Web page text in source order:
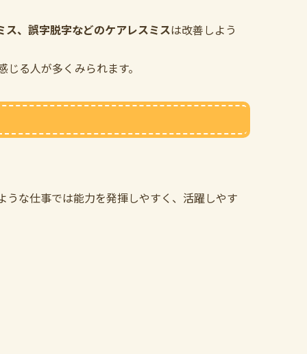
ス、誤字脱字などのケアレスミスは改善しよう
る人が多くみられます。
な仕事では能力を発揮しやすく、活躍しやす